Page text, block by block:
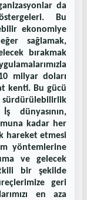
da
Bu
ekonomiye
sağlamak,
bırakmak
milyar doları
kenti. Bu gücü
dünyasının,
kadar her
hareket etmesi
yöntemlerine
ve gelecek
bir şekilde
geri
en aza